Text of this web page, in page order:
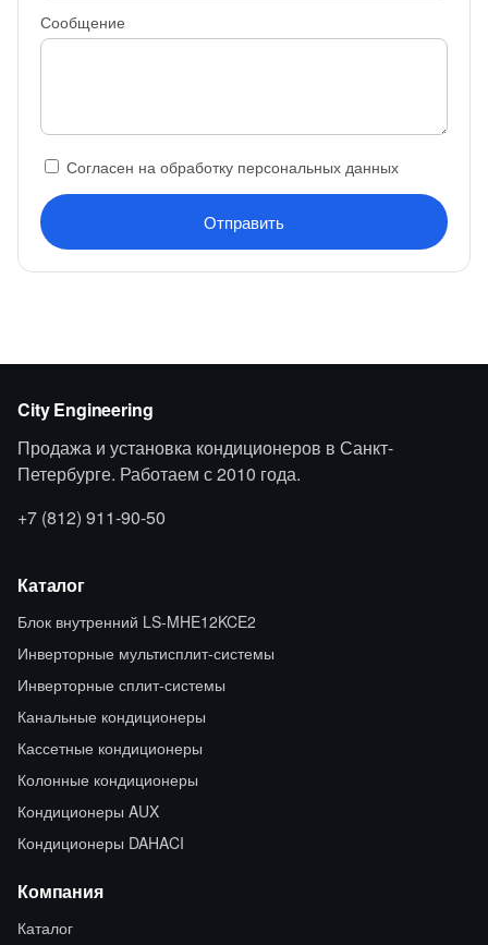
Сообщение
Согласен на обработку персональных данных
Отправить
City Engineering
Продажа и установка кондиционеров в Санкт-
Петербурге. Работаем с 2010 года.
+7 (812) 911-90-50
Каталог
Блок внутренний LS-MHE12KCE2
Инверторные мультисплит-системы
Инверторные сплит-системы
Канальные кондиционеры
Кассетные кондиционеры
Колонные кондиционеры
Кондиционеры AUX
Кондиционеры DAHACI
Компания
Каталог